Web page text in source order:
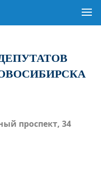
проспект, 34